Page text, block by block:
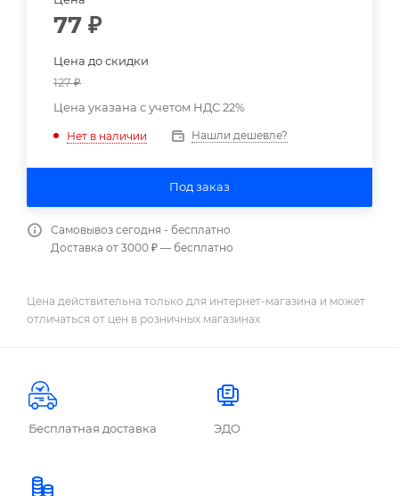
77 ₽
Цена до скидки
127₽
Цена указана с учетом НДС 22%
Нет в наличии Нашли дешевле?
Под заказ
Самовывоз сегодня - бесплатно
Доставка от 3000 ₽ — бесплатно
Цена действительна только для интернет-магазина и может
отличаться от цен в розничных магазинах
Бесплатная доставка ЭДО